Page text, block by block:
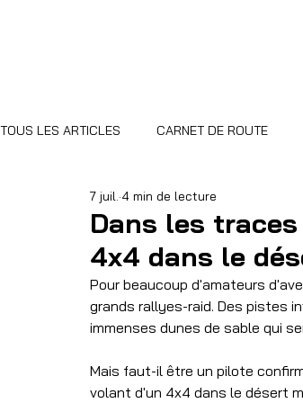
TOUS LES ARTICLES CARNET DE ROUTE
Dans les
4x4 dans le
7 juil. 4 min de lecture
Pour beaucoup d'amateurs
grands rallyes-raid. Des pistes
immenses dunes de sable qui
Mais faut-il être un pilote
volant d'un 4x4 dans le désert